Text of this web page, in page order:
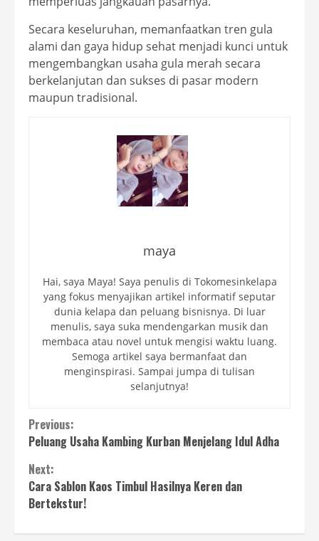
Secara keseluruhan, memanfaatkan tren gula
alami dan gaya hidup sehat menjadi kunci untuk
mengembangkan usaha gula merah secara
berkelanjutan dan sukses di pasar modern
maupun tradisional.
maya
Hai, saya Maya! Saya penulis di Tokomesinkelapa
yang fokus menyajikan artikel informatif seputar
dunia kelapa dan peluang bisnisnya. Di luar
menulis, saya suka mendengarkan musik dan
membaca atau novel untuk mengisi waktu luang.
Semoga artikel saya bermanfaat dan
menginspirasi. Sampai jumpa di tulisan
selanjutnya!
Continue
Reading
Previous:
Peluang Usaha Kambing Kurban Menjelang Idul Adha
Next:
Cara Sablon Kaos Timbul Hasilnya Keren dan
Bertekstur!